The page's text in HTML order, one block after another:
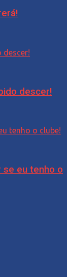
descer!
se eu tenho o